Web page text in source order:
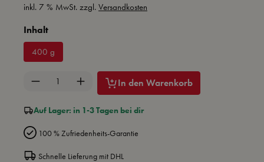
inkl. 7 % MwSt. zzgl. Versandkosten
Inhaltauswählen
400 g
Produkt Anzahl: Gib den gewünschten Wert
In den Warenkorb
Auf Lager: in 1-3 Tagen bei dir
100 % Zufriedenheits-Garantie
Schnelle Lieferung mit DHL